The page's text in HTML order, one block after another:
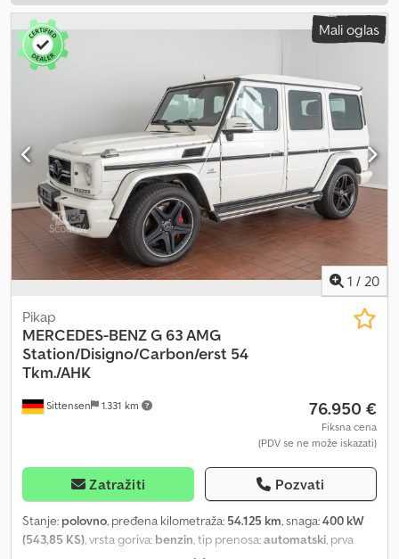
Mali oglas
1 / 20
Sittensen 1.331 km
Pikap
MERCEDES-BENZG 63 AMG
Station/Disigno/Carbon/erst 54
Tkm./AHK
76.950 €
Fiksna cena
(PDV se ne može iskazati)
Zatražiti Pozvati
Stanje: polovno, pređena kilometraža: 54.125 km, snaga:400 kW
(543,85 KS) , vrsta goriva: benzin , tip prenosa:automatski , prva